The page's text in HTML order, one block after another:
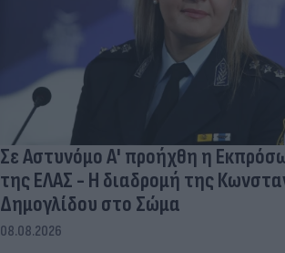
Σε Αστυνόμο Α' προήχθη η
της ΕΛΑΣ - Η διαδρομή της
Δημογλίδου στο Σώμα
08.08.2026